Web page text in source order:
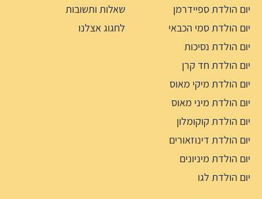
יום הולדת ספיידרמן
יום הולדת סמי הכבאי
יום הולדת נסיכות
יום הולדת חד קרן
יום הולדת מיקי מאוס
יום הולדת מיני מאוס
יום הולדת קוקומלון
יום הולדת דינוזאורים
יום הולדת מיניונים
יום הולדת לגו
שאלות ותשובות
לחגוג אצלנו